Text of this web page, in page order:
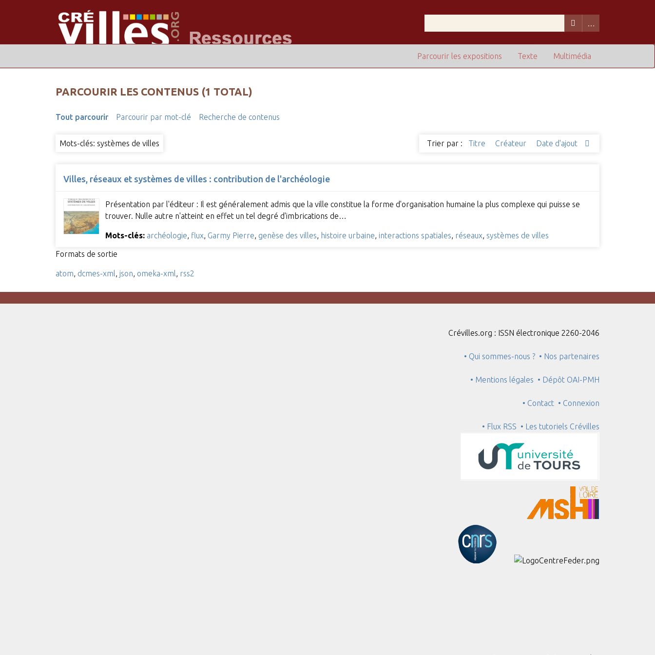
Multimédia
Texte
Parcourir les expositions
PARCOURIR LES CONTENUS (1 TOTAL)
Tout parcourir Parcourir par mot-clé Recherche de contenus
Mots-clés: systèmes de villes Trier par : Titre Créateur Date d'ajout
Villes, réseaux et systèmes de villes : contribution de l'archéologie
Présentation par l'éditeur : Il est généralement admis que la ville constitue la forme d'organisation humaine la plus complexe qui puisse se
trouver. Nulle autre n'atteint en effet un tel degré d'imbrications de…
Mots-clés: archéologie flux Garmy Pierre genèse des villes histoire urbaine interactions spatiales réseaux systèmes de villes
Formats de sortie
atom dcmes-xml json omeka-xml rss2
Crévilles.org : ISSN électronique 2260-2046
• Qui sommes-nous ? • Nos partenaires
• Mentions légales • Dépôt OAI-PMH
• Contact • Connexion
• Flux RSS • Les tutoriels Crévilles